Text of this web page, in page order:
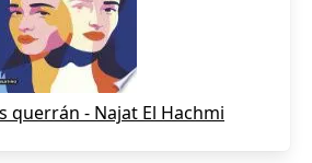
querrán - Najat El Hachmi